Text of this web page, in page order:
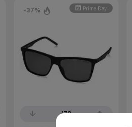
-37%
178
Prime Day